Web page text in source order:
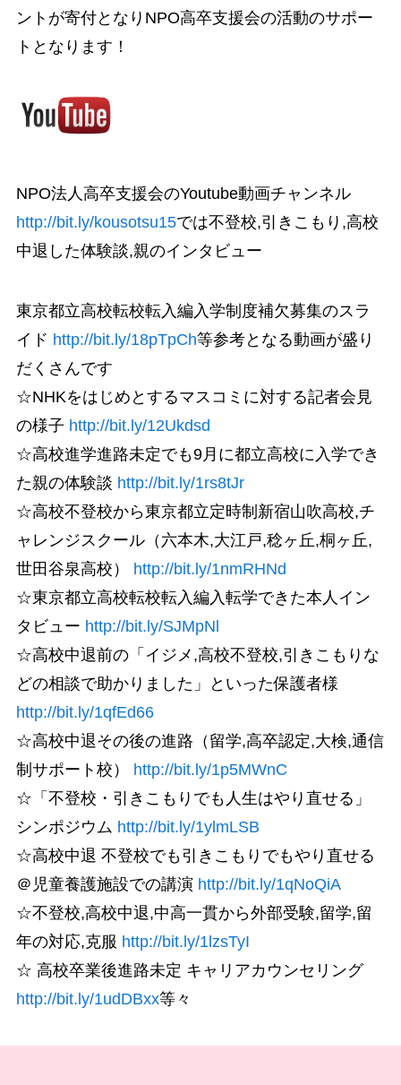
ントが寄付となりNPO高卒支援会の活動のサポー
トとなります！
NPO法人高卒支援会のYoutube動画チャンネル
http://bit.ly/kousotsu15では不登校,引きこもり,高校
中退した体験談,親のインタビュー
東京都立高校転校転入編入学制度補欠募集のスラ
イド http://bit.ly/18pTpCh等参考となる動画が盛り
だくさんです
☆NHKをはじめとするマスコミに対する記者会見
の様子 http://bit.ly/12Ukdsd
☆高校進学進路未定でも9月に都立高校に入学でき
た親の体験談 http://bit.ly/1rs8tJr
☆高校不登校から東京都立定時制新宿山吹高校,チ
ャレンジスクール（六本木,大江戸,稔ヶ丘,桐ヶ丘,
世田谷泉高校）
http://bit.ly/1nmRHNd
☆東京都立高校転校転入編入転学できた本人イン
タビュー http://bit.ly/SJMpNl
☆高校中退前の「イジメ,高校不登校,引きこもりな
どの相談で助かりました」といった保護者様
http://bit.ly/1qfEd66
☆高校中退その後の進路（留学,高卒認定,大検,通信
制サポート校）
http://bit.ly/1p5MWnC
☆「不登校・引きこもりでも人生はやり直せる」
シンポジウム http://bit.ly/1ylmLSB
☆高校中退 不登校でも引きこもりでもやり直せる
＠児童養護施設での講演 http://bit.ly/1qNoQiA
☆不登校,高校中退,中高一貫から外部受験,留学,留
年の対応,克服 http://bit.ly/1lzsTyI
☆ 高校卒業後進路未定 キャリアカウンセリング
http://bit.ly/1udDBxx等々